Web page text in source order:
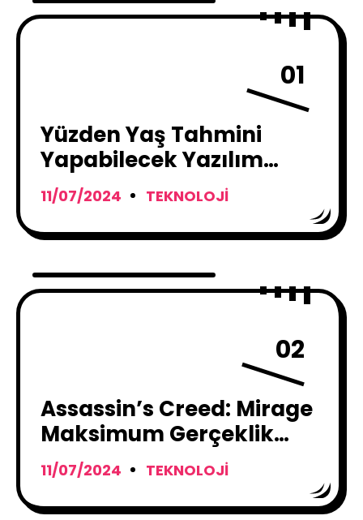
01
Yüzden Yaş Tahmini
Yapabilecek Yazılım
geliştiriliyor !
11/07/2024 TEKNOLOJI
02
Assassin’s Creed: Mirage
Maksimum Gerçeklik
Sunacak
11/07/2024 TEKNOLOJI